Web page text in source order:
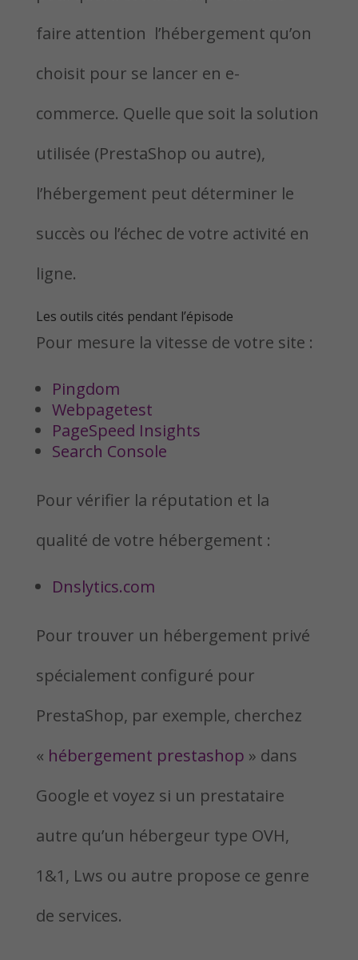
faire attention l’hébergement qu’on
choisit pour se lancer en e-
commerce. Quelle que soit la solution
utilisée (PrestaShop ou autre),
l’hébergement peut déterminer le
succès ou l’échec de votre activité en
ligne.
Les outils cités pendant l’épisode
Pour mesure la vitesse de votre site :
Pingdom
Webpagetest
PageSpeed Insights
Search Console
Pour vérifier la réputation et la
qualité de votre hébergement :
Dnslytics.com
Pour trouver un hébergement privé
spécialement configuré pour
PrestaShop, par exemple, cherchez
« hébergement prestashop » dans
Google et voyez si un prestataire
autre qu’un hébergeur type OVH,
1&1, Lws ou autre propose ce genre
de services.